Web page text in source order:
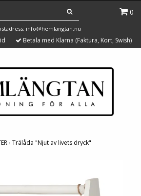
0
info@hemlangtan.nu
Betala med Klarna (Faktura, Kort, Swish)
› Trälåda "Njut av livets dryck"